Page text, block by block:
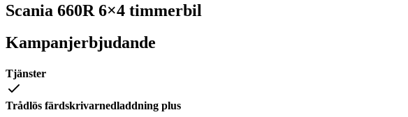
Scania 660R 6×4 timmerbil
Kampanjerbjudande
Tjänster
Trådlös färdskrivarnedladdning plus